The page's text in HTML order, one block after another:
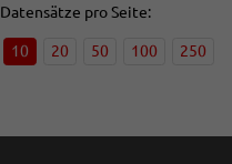
Datensätze pro Seite:
10 20 50 100 250